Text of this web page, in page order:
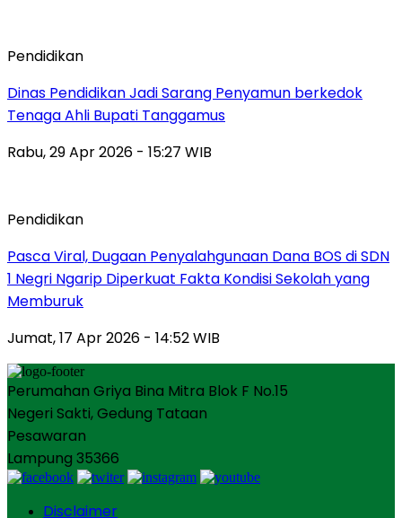
Pendidikan
Dinas Pendidikan Jadi Sarang Penyamun berkedok
Tenaga Ahli Bupati Tanggamus
Rabu, 29 Apr 2026 - 15:27 WIB
Pendidikan
Pasca Viral, Dugaan Penyalahgunaan Dana BOS di SDN
1 Negri Ngarip Diperkuat Fakta Kondisi Sekolah yang
Memburuk
Jumat, 17 Apr 2026 - 14:52 WIB
Perumahan Griya Bina Mitra Blok F No.15
Negeri Sakti, Gedung Tataan
Pesawaran
Lampung 35366
Disclaimer